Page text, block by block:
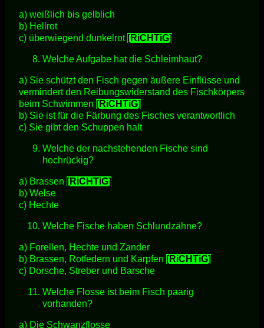
a) weißlich bis gelblich
b) Hellrot
c) überwiegend dunkelrot [RiCHTiG]
Welche Aufgabe hat die Schleimhaut?
a) Sie schützt den Fisch gegen äußere Einflüsse und
vermindert den Reibungswiderstand des Fischkörpers
beim Schwimmen [RiCHTiG]
b) Sie ist für die Färbung des Fisches verantwortlich
c) Sie gibt den Schuppen halt
Welche der nachstehenden Fische sind
hochrückig?
a) Brassen [RiCHTiG]
b) Welse
c) Hechte
Welche Fische haben Schlundzähne?
a) Forellen, Hechte und Zander
b) Brassen, Rotfedern und Karpfen [RiCHTiG]
c) Dorsche, Streber und Barsche
Welche Flosse ist beim Fisch paarig
vorhanden?
a) Die Schwanzflosse